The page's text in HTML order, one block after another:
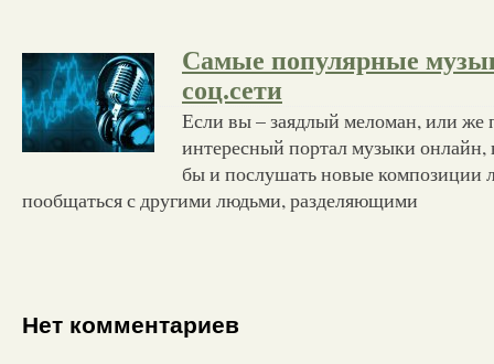
Самые популярные
соц.сети
Если вы – заядлый меломан, или же
интересный портал музыки онлайн,
бы и послушать новые композиции
пообщаться с другими людьми, разделяющими
Нет комментариев